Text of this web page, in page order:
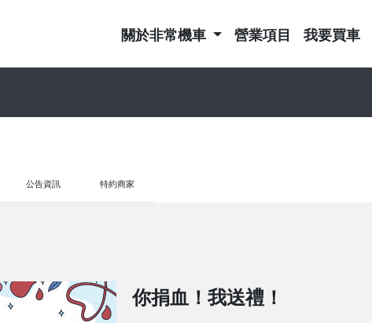
關於非常機車 營業項目 我要買車
公告資訊 特約商家
你捐血！我送禮！